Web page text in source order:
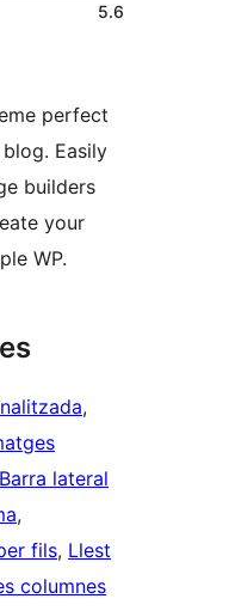
5.6
perfect
Easily
builders
your
WP.
Barra lateral
fils, Llest
columnes